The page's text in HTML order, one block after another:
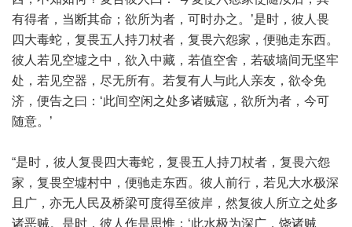
有得者，当断其命；欲所为者，可时办之。’是时，彼人畏
四大毒蛇，复畏五人持刀杖者，复畏六怨家，便驰走东西。
彼人若见空墟之中，欲入中藏，若值空舍，若破墙间无坚牢
处，若见空器，尽无所有。若复有人与此人亲友，欲令免
济，便告之曰：‘此间空闲之处多诸贼寇，欲所为者，今可
随意。’
“是时，彼人复畏四大毒蛇，复畏五人持刀杖者，复畏六怨
家，复畏空墟村中，便驰走东西。彼人前行，若见大水极深
且广，亦无人民及桥梁可度得至彼岸，然复彼人所立之处多
诸恶贼。是时，彼人作是思惟：‘此水极为深广，饶诸贼